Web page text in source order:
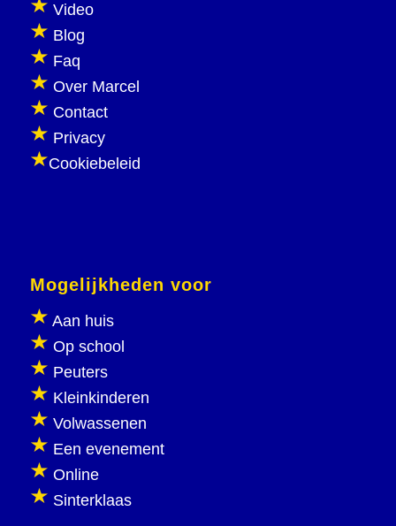
Video
Blog
Faq
Over Marcel
Contact
Privacy
Cookiebeleid
Mogelijkheden voor
Aan huis
Op school
Peuters
Kleinkinderen
Volwassenen
Een evenement
Online
Sinterklaas